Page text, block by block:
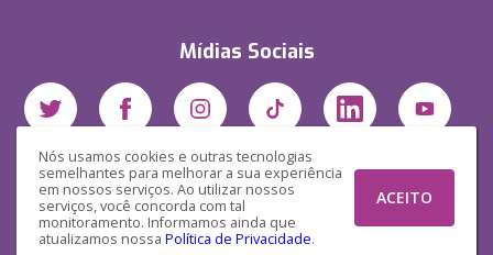
Nós usamos cookies e outras tecnologias
semelhantes para melhorar a sua experiência
em nossos serviços. Ao utilizar nossos
serviços, você concorda com tal
monitoramento. Informamos ainda que
atualizamos nossa Política de Privacidade.
ACEITO
Mídias Sociais